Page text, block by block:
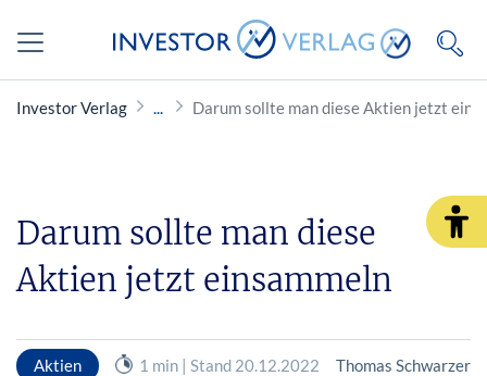
Investor Verlag Darum sollte man diese Aktien jetzt
Darum sollte man diese
Aktien jetzt einsammeln
Aktien 1 min | Stand 20.12.2022 Thomas Schwarzer